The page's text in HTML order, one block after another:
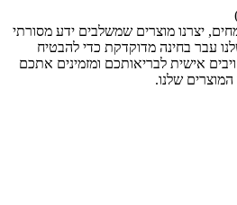
יצרנו מוצרים שמשלבים ידע מסורתי
עבר בחינה מדוקדקת כדי להבטיח
אישית לבריאותכם ומזמינים אתכם
שלנו.